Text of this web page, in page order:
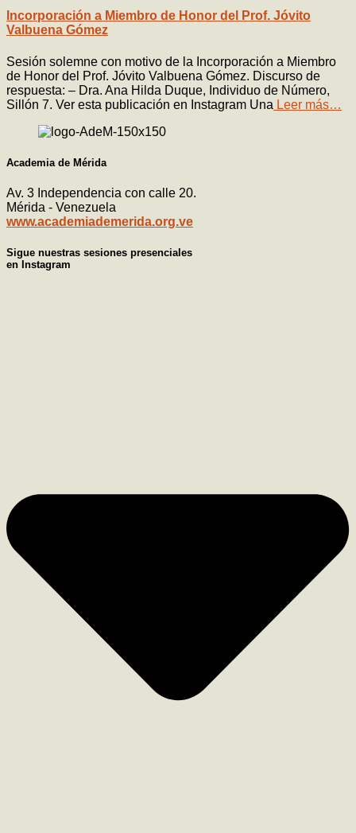
Incorporación a Miembro de Honor del Prof. Jóvito
Valbuena Gómez
Sesión solemne con motivo de la Incorporación a Miembro
de Honor del Prof. Jóvito Valbuena Gómez. Discurso de
respuesta: – Dra. Ana Hilda Duque, Individuo de Número,
Sillón 7. Ver esta publicación en Instagram Una Leer más…
Academia de Mérida
Av. 3 Independencia con calle 20.
Mérida - Venezuela
www.academiademerida.org.ve
Sigue nuestras sesiones presenciales
en Instagram